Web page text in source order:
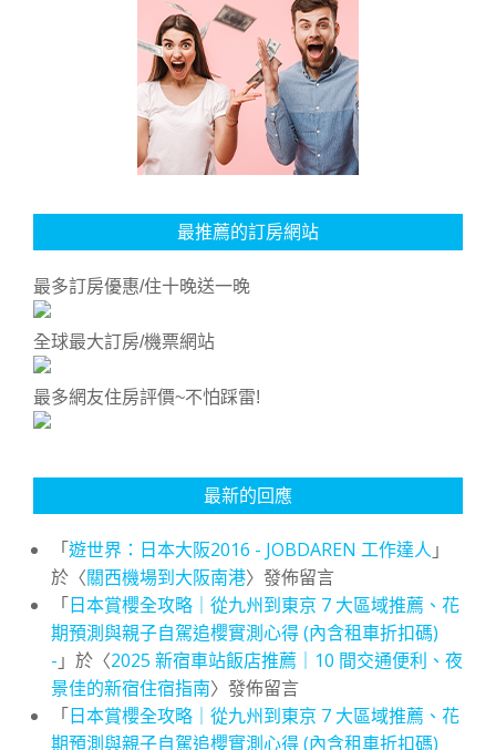
最推薦的訂房網站
最多訂房優惠/住十晚送一晚
全球最大訂房/機票網站
最多網友住房評價~不怕踩雷!
最新的回應
「遊世界：日本大阪2016 - JOBDAREN 工作達人 」
於〈關西機場到大阪南港〉發佈留言
「日本賞櫻全攻略｜從九州到東京 7 大區域推薦、花
期預測與親子自駕追櫻實測心得 (內含租車折扣碼)
- 」於〈2025 新宿車站飯店推薦｜10 間交通便利、夜
景佳的新宿住宿指南〉發佈留言
「日本賞櫻全攻略｜從九州到東京 7 大區域推薦、花
期預測與親子自駕追櫻實測心得 (內含租車折扣碼)